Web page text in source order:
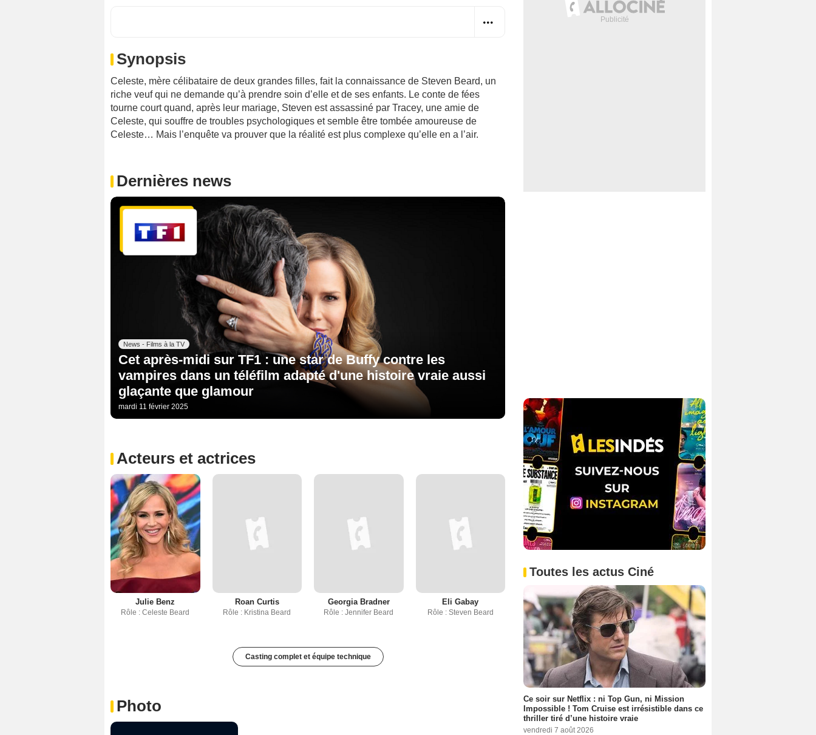
Synopsis
Celeste, mère célibataire de deux grandes filles, fait la connaissance de Steven Beard, un
riche veuf qui ne demande qu’à prendre soin d’elle et de ses enfants. Le conte de fées
tourne court quand, après leur mariage, Steven est assassiné par Tracey, une amie de
Celeste, qui souffre de troubles psychologiques et semble être tombée amoureuse de
Celeste… Mais l’enquête va prouver que la réalité est plus complexe qu’elle en a l’air.
Dernières news
News - Films à la TV
Cet après-midi sur TF1 : une star de Buffy contre les
vampires dans un téléfilm adapté d'une histoire vraie aussi
glaçante que glamour
mardi 11 février 2025
Acteurs et actrices
Julie Benz
Rôle : Celeste Beard
Roan Curtis
Rôle : Kristina Beard
Georgia Bradner
Rôle : Jennifer Beard
Eli Gabay
Rôle : Steven Beard
Casting complet et équipe technique
Photo
Toutes les actus Ciné
Ce soir sur Netflix : ni Top Gun, ni Mission
Impossible ! Tom Cruise est irrésistible dans ce
thriller tiré d’une histoire vraie
vendredi 7 août 2026